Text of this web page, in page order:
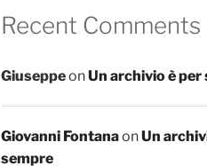
Recent Comments
GiuseppeonUn archivio è per
Giovanni FontanaonUn
sempre